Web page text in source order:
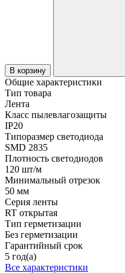
В корзину
Общие характеристики
Тип товара
Лента
Класс пылевлагозащиты
IP20
Типоразмер светодиода
SMD 2835
Плотность светодиодов
120 шт/м
Минимальный отрезок
50 мм
Серия ленты
RT открытая
Тип герметизации
Без герметизации
Гарантийный срок
5 год(а)
Все характеристики